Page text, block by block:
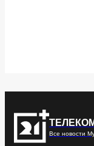
Все новости